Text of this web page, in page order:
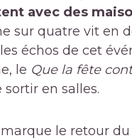
avec des
sur quatre vit en
échos de cet
le Que la fête
en salles.
le retour du